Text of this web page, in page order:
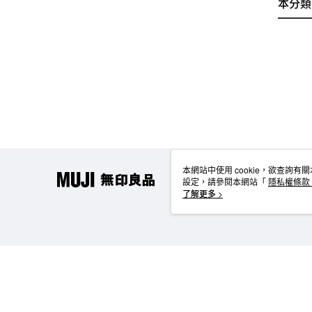
本網站中使用 cookie，欲查詢有
設定，請參閱本網站「 隱私權條款
使用 cookie。
了解更多 >